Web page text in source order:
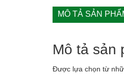
MÔ TẢ SẢN
Mô tả sản
Được lựa chọn từ